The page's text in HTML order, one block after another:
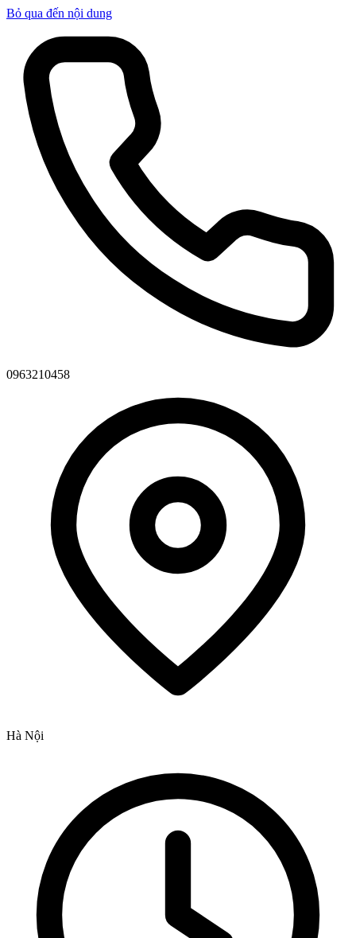
Bỏ qua đến nội dung
0963210458
Hà Nội